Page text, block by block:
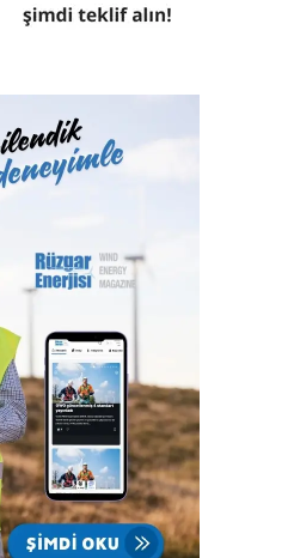
test, muayene,
ve gelişmeye açık oluşu
Türk Loydu, Türkiye’nin
alanlar hemen hemen
sağlayan sektörlerin
üyeliğimiz ile büyümenin,
sağlamanın faydası ve gururu